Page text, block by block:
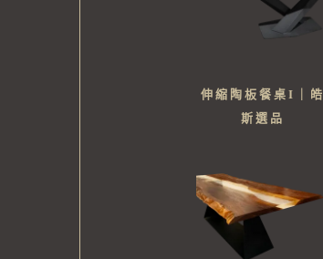
伸縮陶板餐桌I｜皓
斯選品